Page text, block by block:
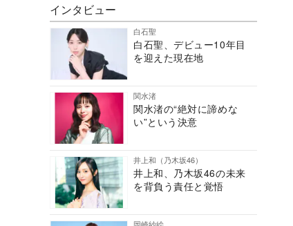
インタビュー
白石聖
白石聖、デビュー10年目
を迎えた現在地
関水渚
関水渚の“絶対に諦めな
い”という決意
井上和（乃木坂46）
井上和、乃木坂46の未来
を背負う責任と覚悟
岡崎紗絵